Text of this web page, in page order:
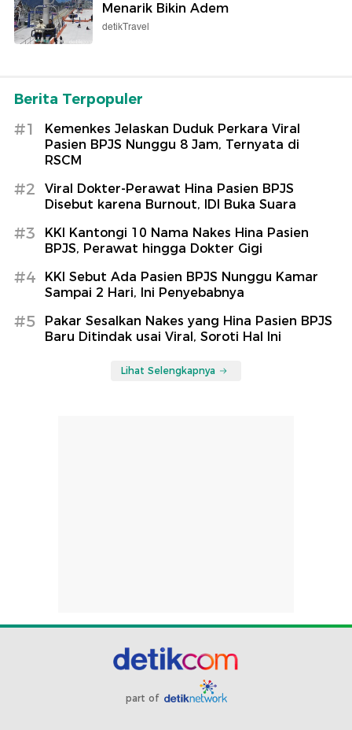
Menarik Bikin Adem
detikTravel
Berita Terpopuler
#1
Kemenkes Jelaskan Duduk Perkara Viral
Pasien BPJS Nunggu 8 Jam, Ternyata di
RSCM
#2
Viral Dokter-Perawat Hina Pasien BPJS
Disebut karena Burnout, IDI Buka Suara
#3
KKI Kantongi 10 Nama Nakes Hina Pasien
BPJS, Perawat hingga Dokter Gigi
#4
KKI Sebut Ada Pasien BPJS Nunggu Kamar
Sampai 2 Hari, Ini Penyebabnya
#5
Pakar Sesalkan Nakes yang Hina Pasien BPJS
Baru Ditindak usai Viral, Soroti Hal Ini
Lihat Selengkapnya
part of